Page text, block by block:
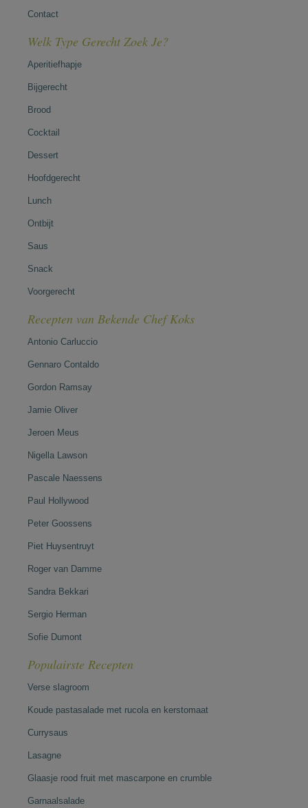
Contact
Welk Type Gerecht Zoek Je?
Aperitiefhapje
Bijgerecht
Brood
Cocktail
Dessert
Hoofdgerecht
Lunch
Ontbijt
Saus
Snack
Voorgerecht
Recepten van Bekende Chef Koks
Antonio Carluccio
Gennaro Contaldo
Gordon Ramsay
Jamie Oliver
Jeroen Meus
Nigella Lawson
Pascale Naessens
Paul Hollywood
Peter Goossens
Piet Huysentruyt
Roger van Damme
Sandra Bekkari
Sergio Herman
Sofie Dumont
Populairste Recepten
Verse slagroom
Koude pastasalade met rucola en kerstomaat
Currysaus
Lasagne
Glaasje rood fruit met mascarpone en crumble
Garnaalsalade